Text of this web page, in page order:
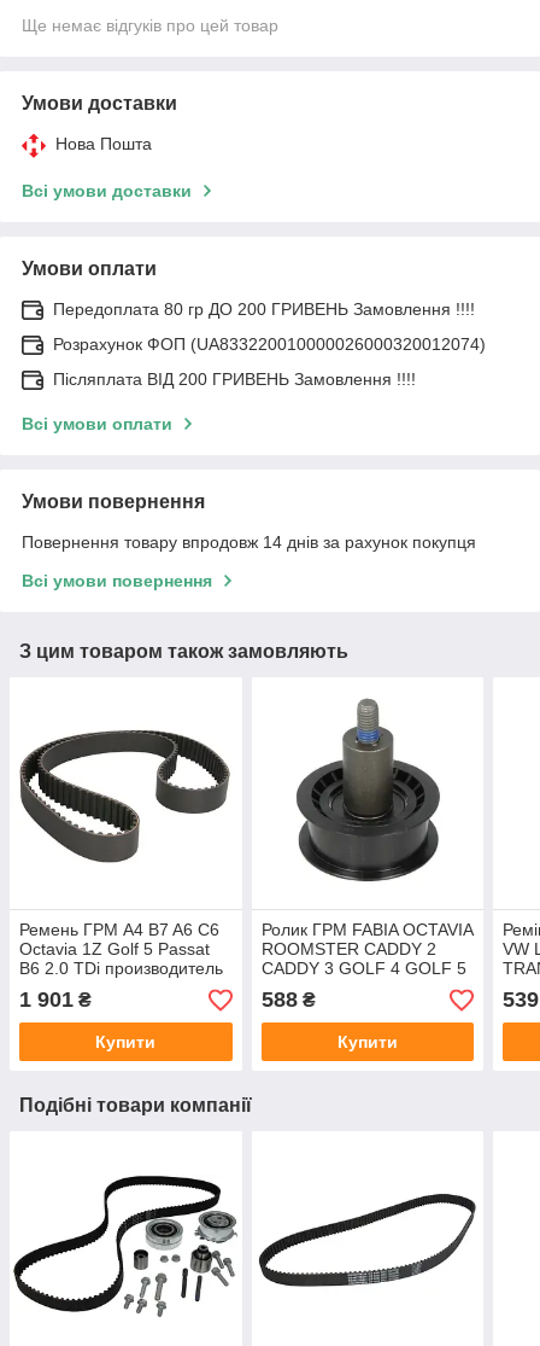
Ще немає відгуків про цей товар
Умови доставки
Нова Пошта
Всі умови доставки
Умови оплати
Передоплата 80 гр ДО 200 ГРИВЕНЬ Замовлення !!!!
Розрахунок ФОП (UA833220010000026000320012074)
Післяплата ВІД 200 ГРИВЕНЬ Замовлення !!!!
Всі умови оплати
Умови повернення
Повернення товару впродовж 14 днів за рахунок покупця
Всі умови повернення
З цим товаром також замовляють
Ремень ГРМ A4 B7 A6 C6
Octavia 1Z Golf 5 Passat
B6 2.0 TDi производитель
Gates
1 901 ₴
Купити
Ролик ГРМ FABIA OCTAVIA
ROOMSTER CADDY 2
CADDY 3 GOLF 4 GOLF 5
POLO 1.4 1.4 16V 1.6
588₴
Купити
VW
TDI
539
Подібні товари компанії